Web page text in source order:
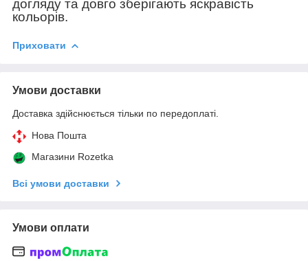
догляду та довго зберігають яскравість
кольорів.
Приховати
Умови доставки
Доставка здійснюється тільки по передоплаті.
Нова Пошта
Магазини Rozetka
Всі умови доставки
Умови оплати